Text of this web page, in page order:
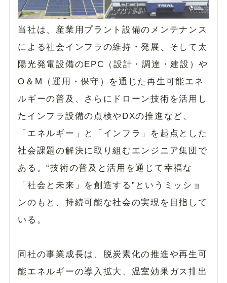
当社は、産業用プラント設備のメンテナンス
による社会インフラの維持・発展、そして太
陽光発電設備のEPC（設計・調達・建設）や
O＆M（運用・保守）を通じた再生可能エネ
ルギーの普及、さらにドローン技術を活用し
たインフラ設備の点検やDXの推進など、
「エネルギー」と「インフラ」を起点とした
社会課題の解決に取り組むエンジニア集団で
ある。“技術の普及と活用を通じて幸福な
「社会と未来」を創造する”というミッショ
ンのもと、持続可能な社会の実現を目指して
いる。
同社の事業成長は、脱炭素化の推進や再生可
能エネルギーの導入拡大、温室効果ガス排出